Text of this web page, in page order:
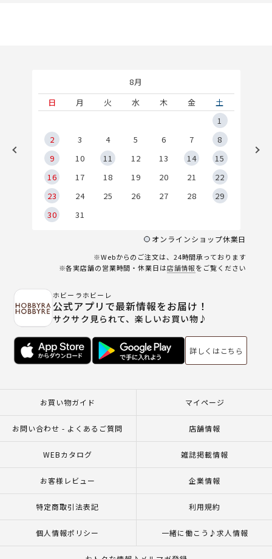
8月
日
月 火 水 木 金
土
1
2
3 4 5 6 7
8
9
10 11 12 13 14
15
16
17 18 19 20 21
22
23
24 25 26 27 28
29
30
31
オンラインショップ休業日
※Webからのご注文は、24時間承っております
※各実店舗の営業時間・休業日は店舗情報をご覧ください
ホビーラホビーレ
公式アプリで最新情報をお届け！
サクサク見られて、楽しいお買い物♪
詳しくはこちら
お買い物ガイド マイページ
お問い合わせ - よくあるご質問 店舗情報
WEBカタログ 雑誌掲載情報
お客様レビュー 企業情報
特定商取引法表記 利用規約
個人情報ポリシー 一緒に働こう♪求人情報